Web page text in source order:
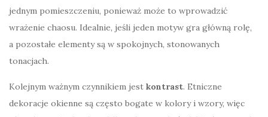
jednym pomieszczeniu, ponieważ może to wprowadzić
wrażenie chaosu. Idealnie, jeśli jeden motyw gra główną rolę,
a pozostałe elementy są w spokojnych, stonowanych
tonacjach.
Kolejnym ważnym czynnikiem jest kontrast. Etniczne
dekoracje okienne są często bogate w kolory i wzory, więc